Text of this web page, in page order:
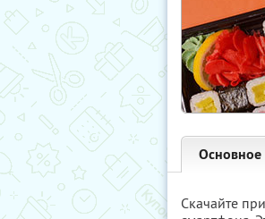
Основное
Скачайте